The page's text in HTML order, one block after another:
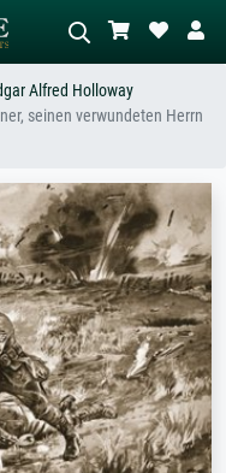
Abstrakt mit viel Rot, Dunkles
Stehender Akt neben einem
Baum.
Alfred Holloway
seinen verwundeten Herrn